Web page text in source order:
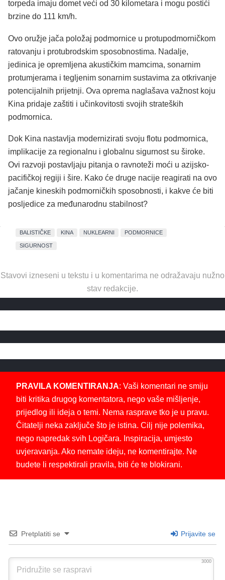
torpeda imaju domet veći od 30 kilometara i mogu postići
brzine do 111 km/h.
Ovo oružje jača položaj podmornice u protupodmorničkom
ratovanju i protubrodskim sposobnostima. Nadalje,
jedinica je opremljena akustičkim mamcima, sonarnim
protumjerama i tegljenim sonarnim sustavima za otkrivanje
potencijalnih prijetnji. Ova oprema naglašava važnost koju
Kina pridaje zaštiti i učinkovitosti svojih strateških
podmornica.
Dok Kina nastavlja modernizirati svoju flotu podmornica,
implikacije za regionalnu i globalnu sigurnost su široke.
Ovi razvoji postavljaju pitanja o ravnoteži moći u azijsko-
pacifičkoj regiji i šire. Kako će druge nacije reagirati na ovo
jačanje kineskih podmorničkih sposobnosti, i kakve će biti
posljedice za međunarodnu stabilnost?
BALISTIČKE KINA NUKLEARNI PODMORNICE
SIGURNOST
Stavovi izneseni u tekstu i u komentarima ne odražavaju nužno
stav redakcije.
PRAVILA KOMENTIRANJA: Vaši komentari ne smiju
biti kritika drugog komentatora, nego vaše mišljenje,
prijedlog ili ideja o temi. Nema rasprave tko je u pravu.
Čitatelji neka zaključe što je istina. Cilj nije polemika,
nego napredak svih Logičara. Inspiracija, umjesto
uvjeravanja. Ako nemate ideju, ne komentirajte. Ne
budete li respektirali pravila, biti će te blokirani.
Pretplatiti se Prijavite se
3000